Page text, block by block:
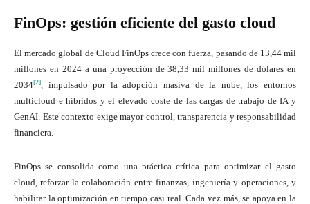
FinOps: gestión eficiente del gasto cloud
El mercado global de Cloud FinOps crece con fuerza, pasando de 13,44 mil
millones en 2024 a una proyección de 38,33 mil millones de dólares en
2034[2]
, impulsado por la adopción masiva de la nube, los entornos
multicloud e híbridos y el elevado coste de las cargas de trabajo de IA y
GenAI. Este contexto exige mayor control, transparencia y responsabilidad
financiera.
FinOps se consolida como una práctica crítica para optimizar el gasto
cloud, reforzar la colaboración entre finanzas, ingeniería y operaciones, y
habilitar la optimización en tiempo casi real. Cada vez más, se apoya en la